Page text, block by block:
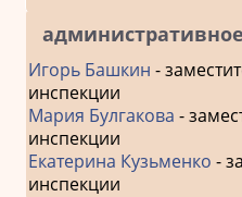
Игорь Башкин -
инспекции
Мария Булгакова -
инспекции
Екатерина Кузьменко -
инспекции